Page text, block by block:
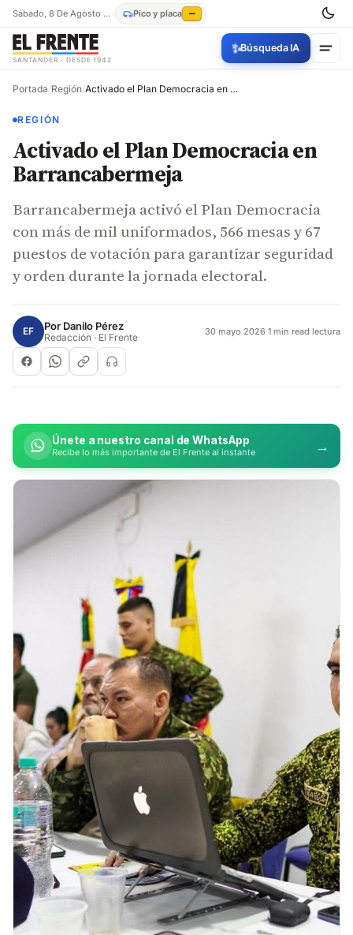
Sábado, 8 De Agosto De 2026 Pico y placa —
SANTANDER · DESDE 1942
✨Búsqueda IA
Portada/Región/ Activado el Plan Democracia en Barrancabermeja
REGIÓN
Activado el Plan Democracia en
Barrancabermeja
Barrancabermeja activó el Plan Democracia
con más de mil uniformados, 566 mesas y 67
puestos de votación para garantizar seguridad
y orden durante la jornada electoral.
EF Por Danilo Pérez
Redacción · El Frente 30 mayo 2026·1 min read lectura
Únete a nuestro canal de WhatsApp
Recibe lo más importante de El Frente al instante →